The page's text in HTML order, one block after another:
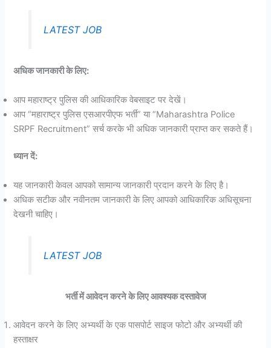
LATEST JOB
अधिक जानकारी के लिए:
आप महाराष्ट्र पुलिस की आधिकारिक वेबसाइट पर देखें।
आप “महाराष्ट्र पुलिस एसआरपीएफ भर्ती” या “Maharashtra Police
SRPF Recruitment” सर्च करके भी अधिक जानकारी प्राप्त कर सकते हैं।
ध्यान दें:
यह जानकारी केवल आपको सामान्य जानकारी प्रदान करने के लिए है।
अधिक सटीक और नवीनतम जानकारी के लिए आपको आधिकारिक अधिसूचना
देखनी चाहिए।
LATEST JOB
भर्ती में आवेदन करने के लिए आवश्यक दस्तावेज
आवेदन करने के लिए अभ्यर्थी के एक पासपोर्ट साइज फोटो और अभ्यर्थी की
हस्ताक्षर